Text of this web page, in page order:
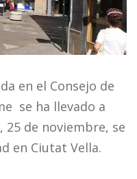
en el Consejo de
se ha llevado a
25 de noviembre, se
en Ciutat Vella.